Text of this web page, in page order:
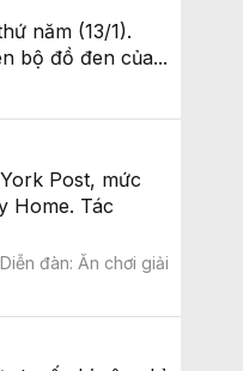
năm (13/1).
bộ đồ đen của...
Post, mức
Home. Tác
Diễn đàn: Ăn chơi giải